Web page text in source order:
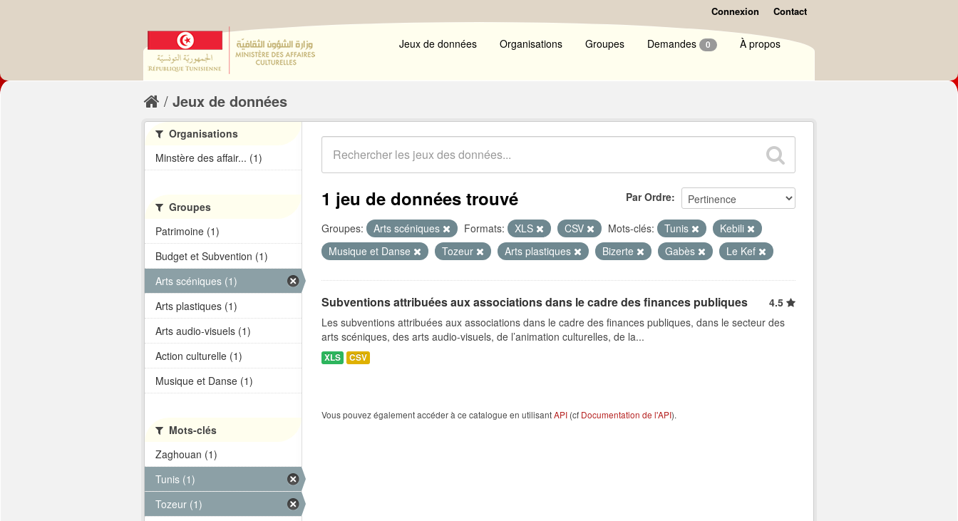
Connexion Contact
Jeux de données Organisations Groupes Demandes 0 À propos
Jeux de données
Par Ordre
1 jeu de données trouvé
Groupes: Arts scéniques Formats: XLS CSV Mots-clés: Tunis
Kebili
Musique et Danse
Tozeur Arts plastiques Bizerte Gabès Le Kef
Subventions attribuées aux associations dans le cadre des finances publiques
4.5
Les subventions attribuées aux associations dans le cadre des finances publiques, dans le secteur des
arts scéniques, des arts audio-visuels, de l’animation culturelles, de la...
XLS CSV
Vous pouvez également accéder à ce catalogue en utilisantAPI (cf Documentation de l'API).
Organisations
Minstère des affair... (1)
Groupes
Patrimoine (1)
Budget et Subvention (1)
Arts scéniques (1)
Arts plastiques (1)
Arts audio-visuels (1)
Action culturelle (1)
Musique et Danse (1)
Mots-clés
Zaghouan (1)
Tunis (1)
Tozeur (1)